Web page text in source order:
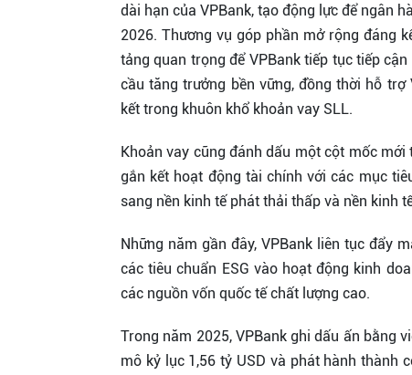
dài hạn của VPBank, tạo động lực để ngân
2026. Thương vụ góp phần mở rộng đáng
tảng quan trọng để VPBank tiếp tục tiếp
cầu tăng trưởng bền vững, đồng thời hỗ
kết trong khuôn khổ khoản vay SLL.
Khoản vay cũng đánh dấu một cột mốc
gắn kết hoạt động tài chính với các mục
sang nền kinh tế phát thải thấp và nền kinh
Những năm gần đây, VPBank liên tục đẩy
các tiêu chuẩn ESG vào hoạt động kinh
các nguồn vốn quốc tế chất lượng cao.
Trong năm 2025, VPBank ghi dấu ấn bằng
mô kỷ lục 1,56 tỷ USD và phát hành thành